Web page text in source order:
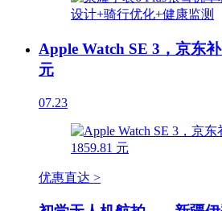
Apple Watch SE 3，京东
元
07.23
优惠直达 >